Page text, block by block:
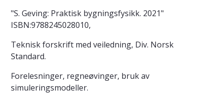
"S. Geving: Praktisk bygningsfysikk. 2021"
ISBN:9788245028010,
Teknisk forskrift med veiledning, Div. Norsk
Standard.
Forelesninger, regneøvinger, bruk av
simuleringsmodeller.